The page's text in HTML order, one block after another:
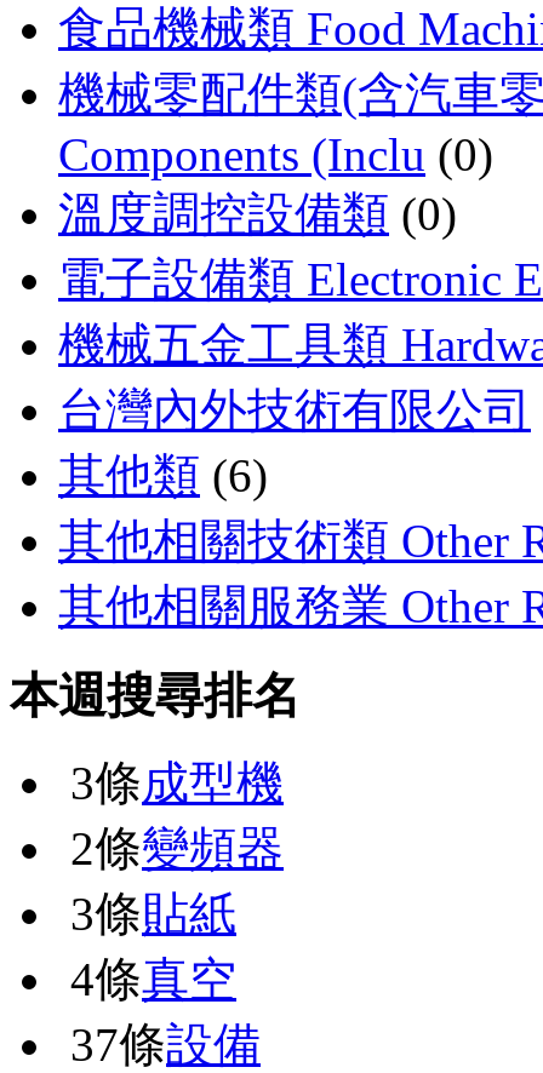
食品機械類 Food
機械零配件類(含汽車
Components (Inclu (0)
溫度調控設備類 (0)
電子設備類 Electronic
機械五金工具類
台灣內外技術有限公司
其他類 (6)
其他相關技術類 Other
其他相關服務業 Other
本週搜尋排名
3條成型機
2條變頻器
3條貼紙
4條真空
37條設備